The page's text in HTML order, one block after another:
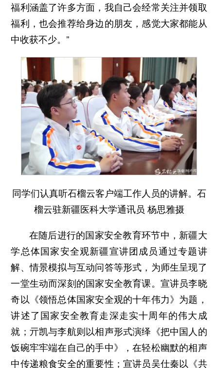
福利涵盖了许多方面，我自己会经常关注并领取
福利，也会推荐给身边的朋友，感觉大家都能从
中收获不少。”
同学们认真听石榴云客户端工作人员的讲解。石
榴云驻新疆医科大学通讯员 杨思雅摄
在随后进行的国家安全教育环节中，新疆大
学总体国家安全观新疆宣讲团成员通过专题讲
解、情景模拟与互动问答等形式，为师生呈现了
一堂生动而深刻的国家安全教育课。宣讲员李晓
奇以《领悟总体国家安全观的十年伟力》为题，
讲述了国家安全教育走深走实十周年的伟大成
就；亓凯与李航则以相声形式演绎《把中国人的
饭碗牢牢端在自己的手中》，在轻松幽默的相声
中传递粮食安全的重要性；宣讲员吴仕秦以《共